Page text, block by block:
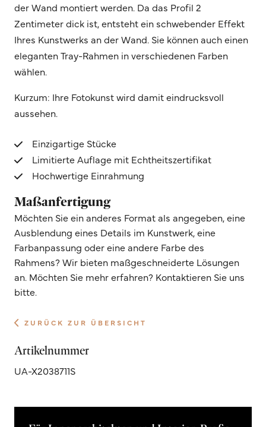
der Wand montiert werden. Da das Profil 2
Zentimeter dick ist, entsteht ein schwebender Effekt
Ihres Kunstwerks an der Wand. Sie können auch einen
eleganten Tray-Rahmen in verschiedenen Farben
wählen.
Kurzum: Ihre Fotokunst wird damit eindrucksvoll
aussehen.
Einzigartige Stücke
Limitierte Auflage mit Echtheitszertifikat
Hochwertige Einrahmung
Maßanfertigung
Möchten Sie ein anderes Format als angegeben, eine
Ausblendung eines Details im Kunstwerk, eine
Farbanpassung oder eine andere Farbe des
Rahmens? Wir bieten maßgeschneiderte Lösungen
an. Möchten Sie mehr erfahren? Kontaktieren Sie uns
bitte.
ZURÜCK ZUR ÜBERSICHT
Artikelnummer
UA-X2038711S